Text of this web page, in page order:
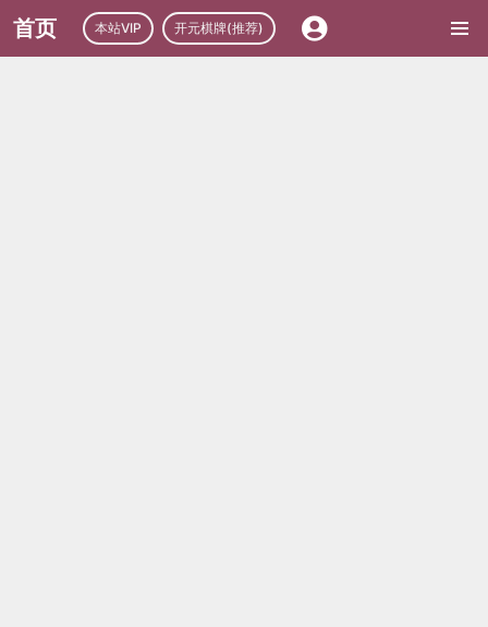
首页 本站VIP 开元棋牌(推荐)